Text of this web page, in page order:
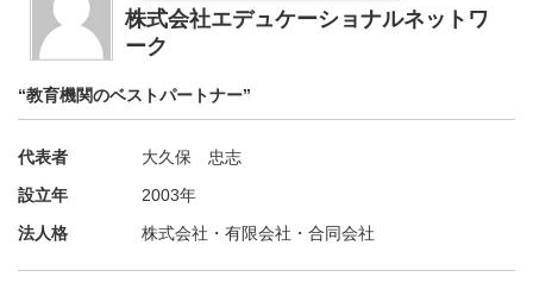
株式会社エデュケーショナルネットワ
ーク
“教育機関のベストパートナー”
代表者
大久保 忠志
設立年
2003年
法人格
株式会社・有限会社・合同会社